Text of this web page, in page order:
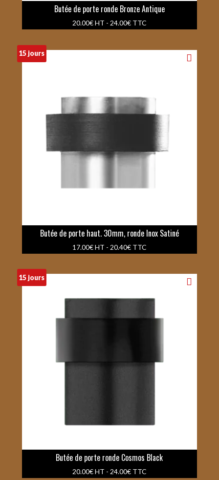
Butée de porte ronde Bronze Antique
20.00€HT - 24.00€TTC
15 jours
Butée de porte haut. 30mm, ronde Inox Satiné
17.00€HT - 20.40€TTC
15 jours
Butée de porte ronde Cosmos Black
20.00€HT - 24.00€TTC